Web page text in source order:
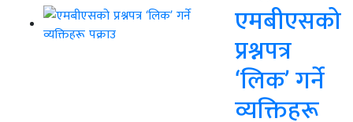
एमबीएसको
प्रश्नपत्र
‘लिक’ गर्ने
व्यक्तिहरू